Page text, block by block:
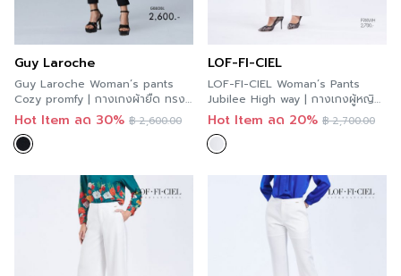
Guy Laroche
Guy Laroche Woman’s pants
Cozy promfy | กางเกงผ้ายืด ทรง
นิวแครอท สีดำ GBBDBL
Hot Item ลด 30% ฿2,600.00
LOF-FI-CIEL
LOF-FI-CIEL Woman’s Pants
Jubilee High way | กางเกงผู้หญิง
ขายาว สีขาว F9XIWH
Hot Item ลด 20% ฿2,700.00